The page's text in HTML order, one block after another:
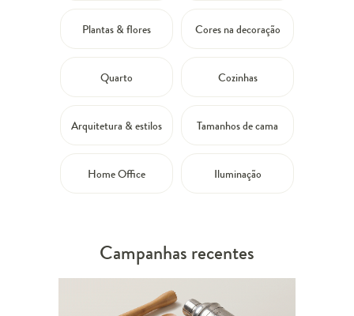
Plantas & flores Cores na decoração
Quarto Cozinhas
Arquitetura & estilos Tamanhos de cama
Home Office Iluminação
Campanhas recentes